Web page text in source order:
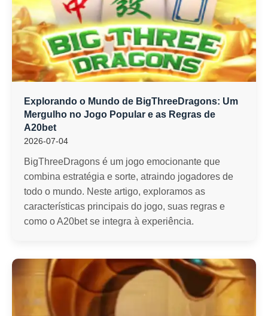
Explorando o Mundo de BigThreeDragons: Um
Mergulho no Jogo Popular e as Regras de
A20bet
2026-07-04
BigThreeDragons é um jogo emocionante que
combina estratégia e sorte, atraindo jogadores de
todo o mundo. Neste artigo, exploramos as
características principais do jogo, suas regras e
como o A20bet se integra à experiência.